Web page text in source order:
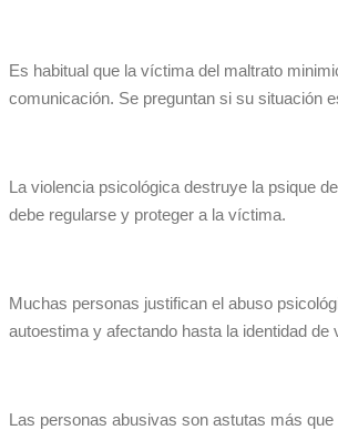
Es habitual que la víctima del maltrato
comunicación. Se preguntan si su situación
La violencia psicológica destruye la psique
debe regularse y proteger a la víctima.
Muchas personas justifican el abuso
autoestima y afectando hasta la identidad de
Las personas abusivas son astutas más